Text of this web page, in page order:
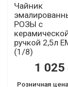
Чайник
РОЗЫ с
ручкой 2,5л
(1/8)
1 025
Розничная